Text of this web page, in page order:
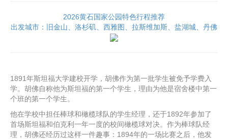
2026黄石国家公园特色行程推荐
出发城市：旧金山、洛杉矶、西雅图、拉斯维加斯、盐湖城、丹佛
1891年斯坦福大学建校开学，胡佛作为第一批学生被免予学费入
学。胡佛自称他为斯坦福的第一个学生，理由为他是宿舍楼中第一
个班的第一个学生。
他在学校中担任棒球和橄榄球队的学生经理，还于1892年参加了
首场斯坦福和伯克利一年一度的校间橄榄球对决。作为棒球队经
理，胡佛还经历过这样一件趣事：1894年的一场比赛之后，他发